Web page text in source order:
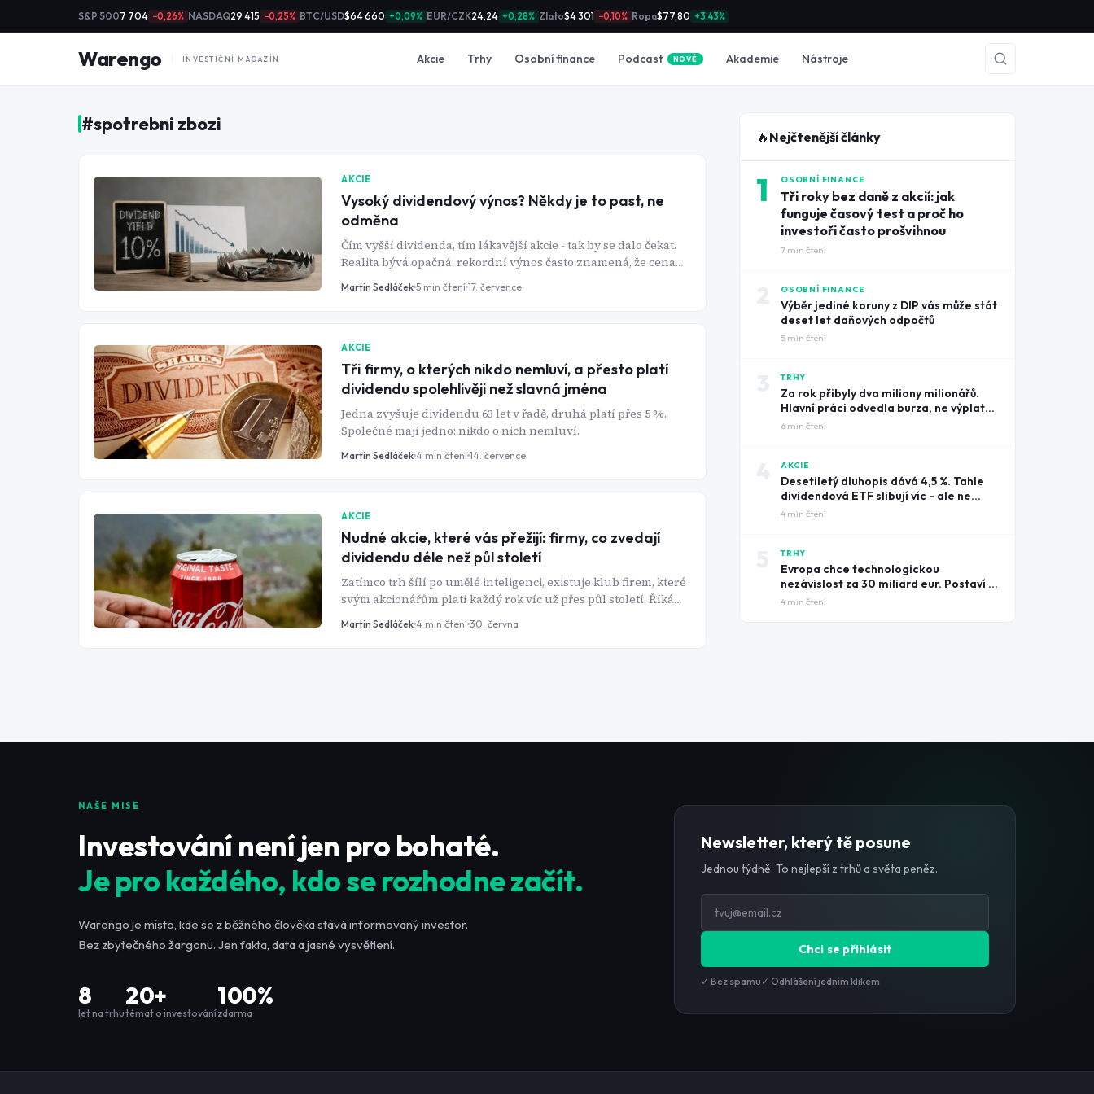
S&P 5007 704 −0,26% NASDAQ29 415 −0,25% BTC/USD$64 660 +0,09% EUR/CZK24,24 +0,28% Zlato$4 301 −0,10% Ropa$77,80 +3,43%
Warengo INVESTIČNÍ MAGAZÍN Akcie Trhy Osobní finance Podcast NOVÉ Akademie Nástroje
#spotrebni zbozi
AKCIE
Vysoký dividendový výnos? Někdy je to past, ne
odměna
Čím vyšší dividenda, tím lákavější akcie - tak by se dalo čekat.
Realita bývá opačná: rekordní výnos často znamená, že cena
akcie se zhroutila a dividenda je na odpis.
Martin Sedláček 5 min čtení 17. července
AKCIE
Tři firmy, o kterých nikdo nemluví, a přesto platí
dividendu spolehlivěji než slavná jména
Jedna zvyšuje dividendu 63 let v řadě, druhá platí přes 5 %.
Společné mají jedno: nikdo o nich nemluví.
Martin Sedláček 4 min čtení 14. července
AKCIE
Nudné akcie, které vás přežijí: firmy, co zvedají
dividendu déle než půl století
Zatímco trh šílí po umělé inteligenci, existuje klub firem, které
svým akcionářům platí každý rok víc už přes půl století. Říká
se jim Dividend Kings - a jsou nudné přesně tak, jak má
Martin Sedláček 4 min čtení 30. června
🔥 Nejčtenější články
1 OSOBNÍ FINANCE
Tři roky bez daně z akcií: jak
funguje časový test a proč ho
investoři často prošvihnou
7 min čtení
OSOBNÍ FINANCE
Výběr jediné koruny z DIP vás může stát
deset let daňových odpočtů
5 min čtení
TRHY
Za rok přibyly dva miliony milionářů.
Hlavní práci odvedla burza, ne výplatní
pásky
6 min čtení
AKCIE
Desetiletý dluhopis dává 4,5 %. Tahle
dividendová ETF slibují víc - ale ne
zadarmo
4 min čtení
TRHY
Evropa chce technologickou
nezávislost za 30 miliard eur. Postaví ji
na amerických čipech
4 min čtení
NAŠE MISE
Investování není jen pro bohaté.
Je pro každého, kdo se rozhodne začít.
Warengo je místo, kde se z běžného člověka stává informovaný investor.
Bez zbytečného žargonu. Jen fakta, data a jasné vysvětlení.
8
let na trhu
20+
témat o investování
100%
zdarma
Newsletter, který tě posune
Jednou týdně. To nejlepší z trhů a světa peněz.
Chci se přihlásit
✓ Bez spamu ✓ Odhlášení jedním klikem